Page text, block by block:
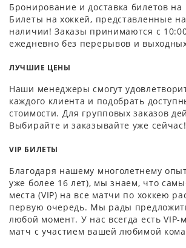
Бронирование и доставка билетов
Билеты на хоккей, представленные
наличии! Заказы принимаются с
ежедневно без перерывов и
ЛУЧШИЕ ЦЕНЫ
Наши менеджеры смогут
каждого клиента и подобрать
стоимости. Для групповых заказов
Выбирайте и заказывайте уже сейчас!
VIP БИЛЕТЫ
Благодаря нашему многолетнему
уже более 16 лет), мы знаем, что
места (VIP) на все матчи по хоккею
первую очередь. Мы рады
любой момент. У нас всегда есть VIP-
матч с участием вашей любимой